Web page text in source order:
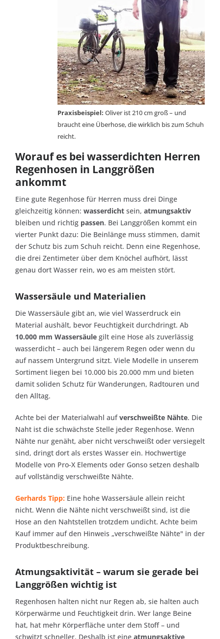
Praxisbeispiel: Oliver ist 210 cm groß – und
braucht eine Überhose, die wirklich bis zum Schuh
reicht.
Worauf es bei wasserdichten Herren
Regenhosen in Langgrößen
ankommt
Eine gute Regenhose für Herren muss drei Dinge
gleichzeitig können: wasserdicht sein, atmungsaktiv
bleiben und richtig passen. Bei Langgrößen kommt ein
vierter Punkt dazu: Die Beinlänge muss stimmen, damit
der Schutz bis zum Schuh reicht. Denn eine Regenhose,
die drei Zentimeter über dem Knöchel aufhört, lässt
genau dort Wasser rein, wo es am meisten stört.
Wassersäule und Materialien
Die Wassersäule gibt an, wie viel Wasserdruck ein
Material aushält, bevor Feuchtigkeit durchdringt. Ab
10.000 mm Wassersäule gilt eine Hose als zuverlässig
wasserdicht – auch bei längerem Regen oder wenn du
auf nassem Untergrund sitzt. Viele Modelle in unserem
Sortiment liegen bei 10.000 bis 20.000 mm und bieten
damit soliden Schutz für Wanderungen, Radtouren und
den Alltag.
Achte bei der Materialwahl aufverschweißte Nähte. Die
Naht ist die schwächste Stelle jeder Regenhose. Wenn
Nähte nur genäht, aber nicht verschweißt oder versiegelt
sind, dringt dort als erstes Wasser ein. Hochwertige
Modelle von Pro-X Elements oder Gonso setzen deshalb
auf vollständig verschweißte Nähte.
Gerhards Tipp: Eine hohe Wassersäule allein reicht
nicht. Wenn die Nähte nicht verschweißt sind, ist die
Hose an den Nahtstellen trotzdem undicht. Achte beim
Kauf immer auf den Hinweis „verschweißte Nähte" in der
Produktbeschreibung.
Atmungsaktivität – warum sie gerade bei
Langgrößen wichtig ist
Regenhosen halten nicht nur Regen ab, sie halten auch
Körperwärme und Feuchtigkeit drin. Wer lange Beine
hat, hat mehr Körperfläche unter dem Stoff – und
schwitzt schneller. Deshalb ist eine atmungsaktive